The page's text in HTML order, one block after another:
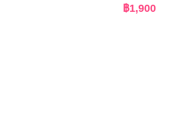
฿1,900